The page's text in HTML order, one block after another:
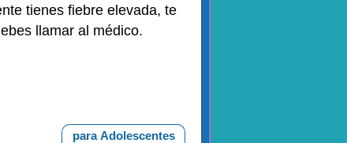
tienes fiebre elevada, te
llamar al médico.
para Adolescentes